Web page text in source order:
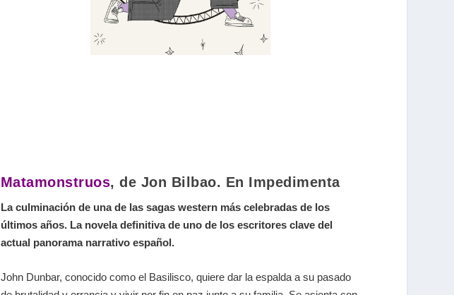
Matamonstruos, de Jon Bilbao. En Impedimenta
La culminación de una de las sagas western más celebradas de los
últimos años. La novela definitiva de uno de los escritores clave del
actual panorama narrativo español.
John Dunbar, conocido como el Basilisco, quiere dar la espalda a su pasado